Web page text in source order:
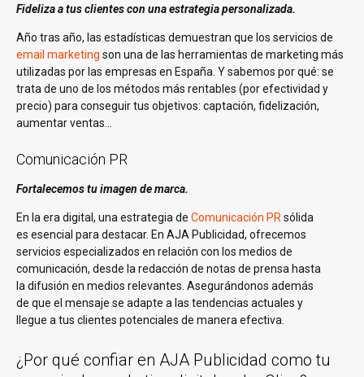
Fideliza a tus clientes con una estrategia personalizada.
Año tras año, las estadísticas demuestran que los servicios de
email marketing son una de las herramientas de marketing más
utilizadas por las empresas en España. Y sabemos por qué: se
trata de uno de los métodos más rentables (por efectividad y
precio) para conseguir tus objetivos: captación, fidelización,
aumentar ventas…
Comunicación PR
Fortalecemos tu imagen de marca.
En la era digital, una estrategia de Comunicación PRsólida
es esencial para destacar. En AJA Publicidad, ofrecemos
servicios especializados en relación con los medios de
comunicación, desde la redacción de notas de prensa hasta
la difusión en medios relevantes. Asegurándonos además
de que el mensaje se adapte a las tendencias actuales y
llegue a tus clientes potenciales de manera efectiva.
¿Por qué confiar en AJA Publicidad como tu